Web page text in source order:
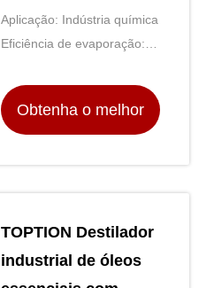
inoxidável de 15L
Aplicação: Indústria química
Eficiência de evaporação:
Obtenha o melhor
TOPTION Destilador
industrial de óleos